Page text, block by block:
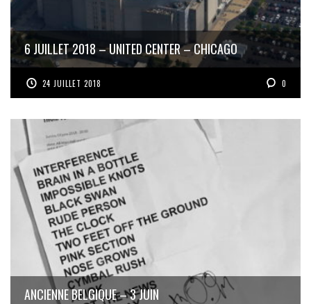
6 JUILLET 2018 – UNITED CENTER – CHICAGO
24 JUILLET 2018 0
ANCIENNE BELGIQUE – 3 JUIN